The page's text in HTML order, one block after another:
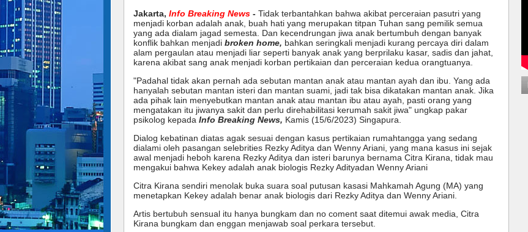
Jakarta, Info Breaking News - Tidak terbantahkan bahwa akibat perceraian pasutri yang
menjadi korban adalah anak, buah hati yang merupakan titpan Tuhan sang pemilik semua
yang ada dialam jagad semesta. Dan kecendrungan jiwa anak bertumbuh dengan banyak
konflik bahkan menjadi broken home, bahkan seringkali menjadi kurang percaya diri dalam
alam pergaulan atau menjadi liar seperti banyak anak yang berprilaku kasar, sadis dan jahat,
karena akibat sang anak menjadi korban pertikaian dan perceraian kedua orangtuanya.
"Padahal tidak akan pernah ada sebutan mantan anak atau mantan ayah dan ibu. Yang ada
hanyalah sebutan mantan isteri dan mantan suami, jadi tak bisa dikatakan mantan anak. Jika
ada pihak lain menyebutkan mantan anak atau mantan ibu atau ayah, pasti orang yang
mengatakan itu jiwanya sakit dan perlu direhabilitasi kerumah sakit jiwa" ungkap pakar
psikolog kepada Info Breaking News, Kamis (15/6/2023) Singapura.
Dialog kebatinan diatas agak sesuai dengan kasus pertikaian rumahtangga yang sedang
dialami oleh pasangan selebrities Rezky Aditya dan Wenny Ariani, yang mana kasus ini sejak
awal menjadi heboh karena Rezky Aditya dan isteri barunya bernama Citra Kirana, tidak mau
mengakui bahwa Kekey adalah anak biologis Rezky Adityadan Wenny Ariani
Citra Kirana sendiri menolak buka suara soal putusan kasasi Mahkamah Agung (MA) yang
menetapkan Kekey adalah benar anak biologis dari Rezky Aditya dan Wenny Ariani.
Artis bertubuh sensual itu hanya bungkam dan no coment saat ditemui awak media, Citra
Kirana bungkam dan enggan menjawab soal perkara tersebut.